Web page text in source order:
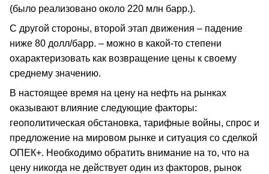
(было реализовано около 220 млн барр.).
С другой стороны, второй этап движения – падение
ниже 80 долл/барр. – можно в какой-то степени
охарактеризовать как возвращение цены к своему
среднему значению.
В настоящее время на цену на нефть на рынках
оказывают влияние следующие факторы:
геополитическая обстановка, тарифные войны, спрос и
предложение на мировом рынке и ситуация со сделкой
ОПЕК+. Необходимо обратить внимание на то, что на
цену никогда не действует один из факторов, рынок